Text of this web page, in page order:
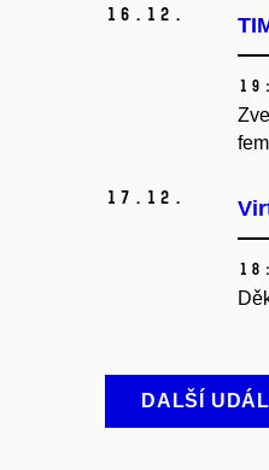
16. 12.
17. 12.
DALŠÍ